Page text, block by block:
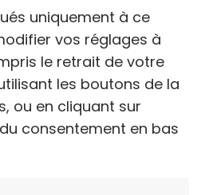
uniquement à ce
vos réglages à
le retrait de votre
les boutons de la
ou en cliquant sur
consentement en bas